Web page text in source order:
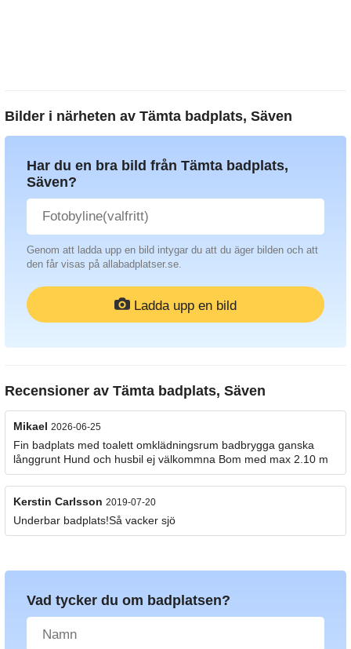
Bilder i närheten av Tämta badplats, Säven
Har du en bra bild från Tämta badplats,
Säven?
Genom att ladda upp en bild intygar du att du äger bilden och att
den får visas på allabadplatser.se.
Ladda upp en bild
Recensioner av Tämta badplats, Säven
Mikael 2026-06-25
Fin badplats med toalett omklädningsrum badbrygga ganska
långgrunt Hund och husbil ej välkommna Bom med max 2.10 m
Kerstin Carlsson 2019-07-20
Underbar badplats!Så vacker sjö
Vad tycker du om badplatsen?